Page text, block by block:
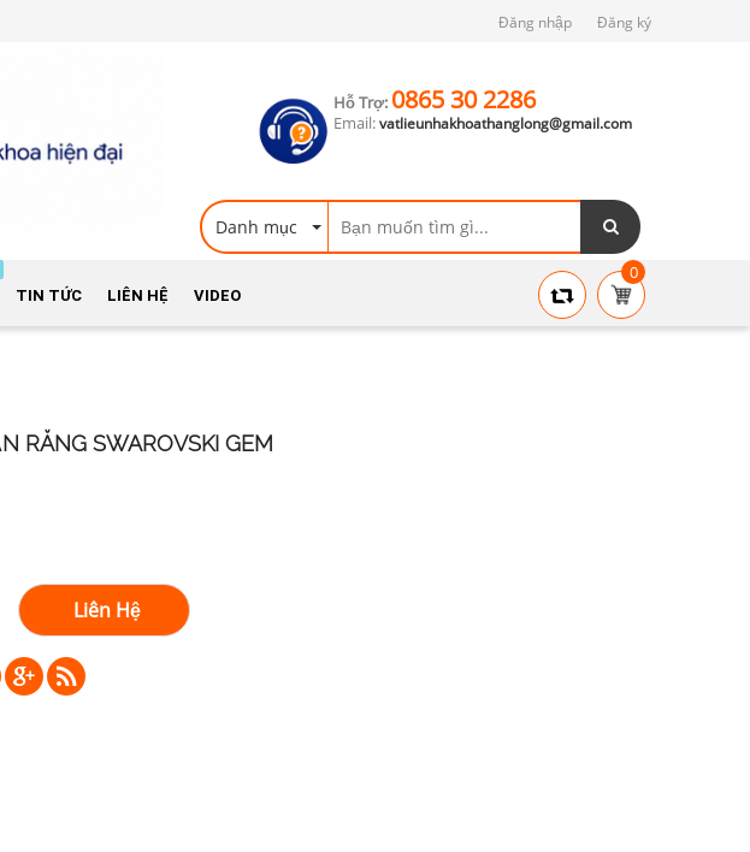
Đăng nhập Đăng ký
Hỗ Trợ: 0865 30 2286
Email:vatlieunhakhoathanglong@gmail.com
Danh mục
TIN TỨC LIÊN HỆ VIDEO
0
RĂNG SWAROVSKI GEM
Liên Hệ